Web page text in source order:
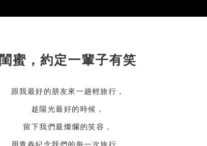
閨蜜，約定一輩子有笑
跟我最好的朋友來一趟輕旅行，
趁陽光最好的時候，
留下我們最燦爛的笑容，